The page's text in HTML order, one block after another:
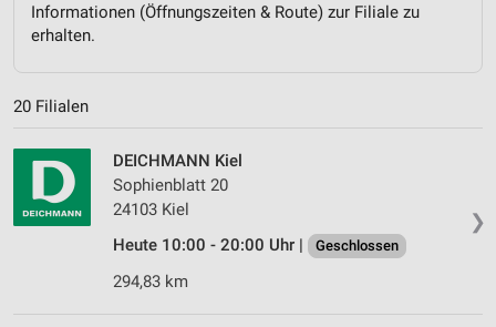
Informationen (Öffnungszeiten & Route) zur Filiale zu
erhalten.
20 Filialen
❯
DEICHMANN Kiel
Sophienblatt 20
24103 Kiel
Heute 10:00 - 20:00 Uhr |
Geschlossen
294,83 km